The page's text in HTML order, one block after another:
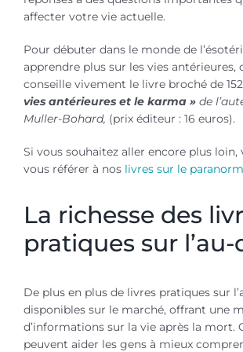
affecter votre vie actuelle.
Pour débuter dans le monde de
apprendre plus sur les vies antérieures,
conseille vivement le livre broché de
vies antérieures et le karma »de
Muller-Bohard, (prix éditeur : 16 euros).
Si vous souhaitez aller encore plus loin,
vous référer à nos livres sur le
La richesse des
pratiques sur l’au-
De plus en plus de livres pratiques sur
disponibles sur le marché, offrant une
d’informations sur la vie après la mort.
peuvent aider les gens à mieux